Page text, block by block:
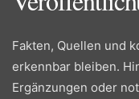
Fakten, Quellen und
erkennbar bleiben.
Ergänzungen oder